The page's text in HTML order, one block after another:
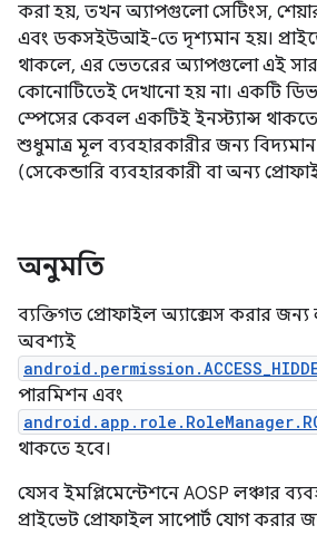
করা হয়, তখন অ্যাপগুলো সেটিংস,
এবং ডকসইউআই-তে দৃশ্যমান হয়।
থাকলে, এর ভেতরের অ্যাপগুলো এই
কোনোটিতেই দেখানো হয় না। একটি
স্পেসের কেবল একটিই ইনস্ট্যান্স
শুধুমাত্র মূল ব্যবহারকারীর জন্য
(সেকেন্ডারি ব্যবহারকারী বা অন্য
অনুমতি
ব্যক্তিগত প্রোফাইল অ্যাক্সেস করার
অবশ্যই
পারমিশন এবং
থাকতে হবে।
যেসব ইমপ্লিমেন্টেশনে AOSP লঞ্চার
প্রাইভেট প্রোফাইল সাপোর্ট যোগ করার